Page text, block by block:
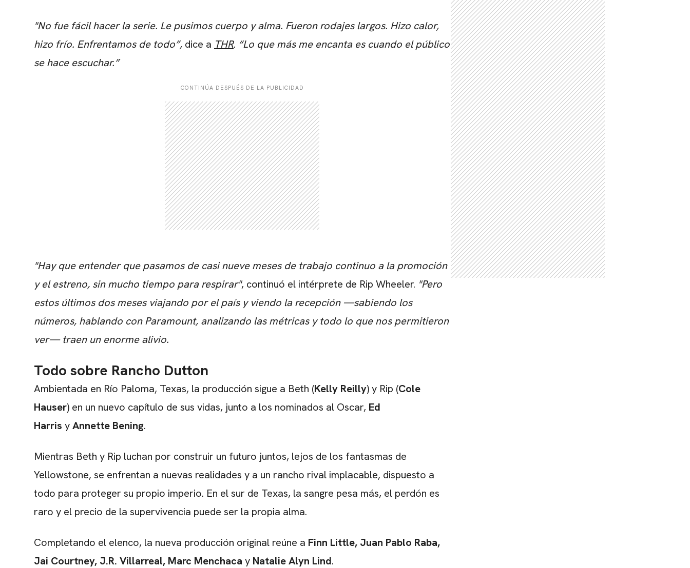
"No fue fácil hacer la serie. Le pusimos cuerpo y alma. Fueron rodajes largos. Hizo calor,
hizo frío. Enfrentamos de todo”, dice a THR. “Lo que más me encanta es cuando el público
se hace escuchar.”
CONTINÚA DESPUÉS DE LA PUBLICIDAD
"Hay que entender que pasamos de casi nueve meses de trabajo continuo a la promoción
y el estreno, sin mucho tiempo para respirar", continuó el intérprete de Rip Wheeler. "Pero
estos últimos dos meses viajando por el país y viendo la recepción —sabiendo los
números, hablando con Paramount, analizando las métricas y todo lo que nos permitieron
ver— traen un enorme alivio.
Todo sobre Rancho Dutton
Ambientada en Río Paloma, Texas, la producción sigue a Beth (Kelly Reilly) y Rip (Cole
Hauser) en un nuevo capítulo de sus vidas, junto a los nominados al Oscar, Ed
Harris yAnnette Bening.
Mientras Beth y Rip luchan por construir un futuro juntos, lejos de los fantasmas de
Yellowstone, se enfrentan a nuevas realidades y a un rancho rival implacable, dispuesto a
todo para proteger su propio imperio. En el sur de Texas, la sangre pesa más, el perdón es
raro y el precio de la supervivencia puede ser la propia alma.
Completando el elenco, la nueva producción original reúne a Finn Little, Juan Pablo Raba,
Jai Courtney, J.R. Villarreal, Marc Menchaca y Natalie Alyn Lind.
CARREGANDO PUBLICIDADE